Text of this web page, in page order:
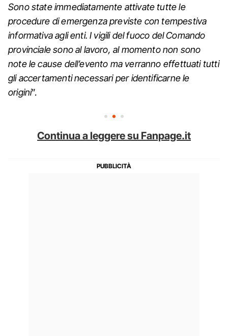
Sono state immediatamente attivate tutte le
procedure di emergenza previste con tempestiva
informativa agli enti. I vigili del fuoco del Comando
provinciale sono al lavoro, al momento non sono
note le cause dell’evento ma verranno effettuati tutti
gli accertamenti necessari per identificarne le
origini”.
Continua a leggere su Fanpage.it